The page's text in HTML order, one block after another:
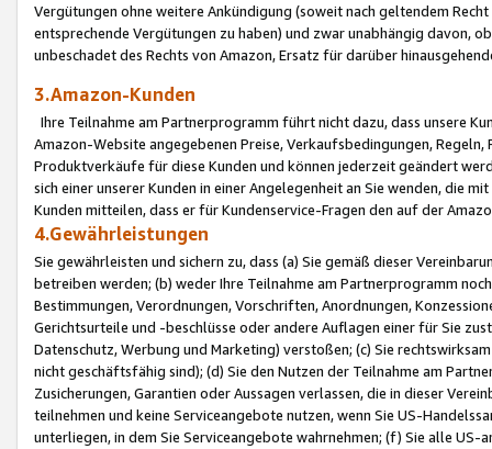
Vergütungen ohne weitere Ankündigung (soweit nach geltendem
entsprechende Vergütungen zu haben) und zwar unabhängig davon,
unbeschadet des Rechts von Amazon, Ersatz für darüber
3.Amazon-Kunden
Ihre Teilnahme am Partnerprogramm führt nicht dazu, dass unsere
Amazon-Website angegebenen Preise, Verkaufsbedingungen,
Produktverkäufe für diese Kunden und können jederzeit geändert
sich einer unserer Kunden in einer Angelegenheit an Sie wenden, die
Kunden mitteilen, dass er für Kundenservice-Fragen den auf der
4.Gewährleistungen
Sie gewährleisten und sichern zu, dass (a) Sie gemäß dieser
betreiben werden; (b) weder Ihre Teilnahme am Partnerprogramm
Bestimmungen, Verordnungen, Vorschriften, Anordnungen,
Gerichtsurteile und -beschlüsse oder andere Auflagen einer für Sie
Datenschutz, Werbung und Marketing) verstoßen; (c) Sie
nicht geschäftsfähig sind); (d) Sie den Nutzen der Teilnahme am
Zusicherungen, Garantien oder Aussagen verlassen, die in dieser
teilnehmen und keine Serviceangebote nutzen, wenn Sie US-
unterliegen, in dem Sie Serviceangebote wahrnehmen; (f) Sie alle